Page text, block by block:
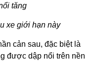
tăng
xe giới hạn này
cản sau, đặc biệt là
được dập nổi trên nền